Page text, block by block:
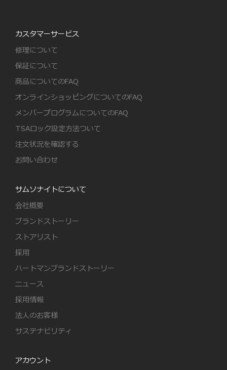
カスタマーサービス
修理について
保証について
商品についてのFAQ
オンラインショッピングについてのFAQ
メンバープログラムについてのFAQ
TSAロック設定方法ついて
注文状況を確認する
お問い合わせ
サムソナイトについて
会社概要
ブランドストーリー
ストアリスト
採用
ハートマンブランドストーリー
ニュース
採用情報
法人のお客様
サステナビリティ
アカウント